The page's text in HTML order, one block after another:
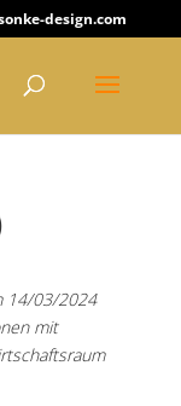
design.com
14/03/2024
mit